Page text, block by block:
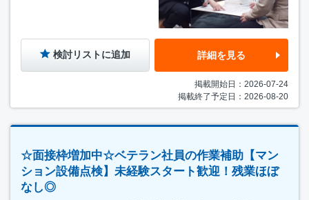
検討リストに追加 詳細を見る
掲載開始日：2026-07-24
掲載終了予定日：2026-08-20
☆面接枠増加中☆ベテラン社員の作業補助【マン
ション設備点検】未経験スタート歓迎！残業ほぼ
なし◎